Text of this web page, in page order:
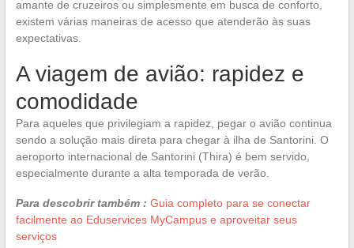
amante de cruzeiros ou simplesmente em busca de conforto,
existem várias maneiras de acesso que atenderão às suas
expectativas.
A viagem de avião: rapidez e
comodidade
Para aqueles que privilegiam a rapidez, pegar o avião continua
sendo a solução mais direta para chegar à ilha de Santorini. O
aeroporto internacional de Santorini (Thira) é bem servido,
especialmente durante a alta temporada de verão.
Para descobrir também : Guia completo para se conectar
facilmente ao Eduservices MyCampus e aproveitar seus
serviços